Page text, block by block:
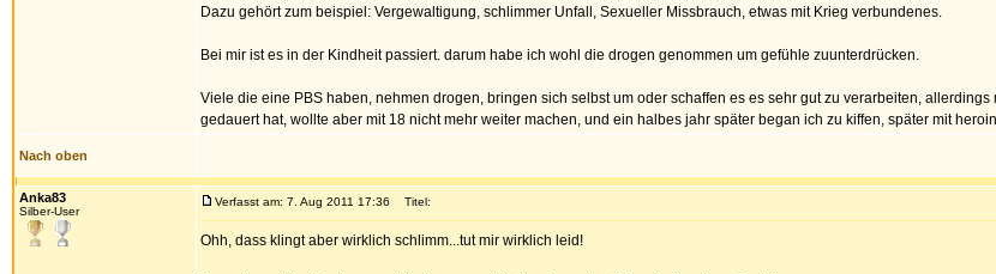
Dazu gehört zum beispiel: Vergewaltigung, schlimmer Unfall, Sexueller Missbrauch, etwas mit Krieg verbundenes.
Bei mir ist es in der Kindheit passiert. darum habe ich wohl die drogen genommen um gefühle zuunterdrücken.
Viele die eine PBS haben, nehmen drogen, bringen sich selbst um oder schaffen es es sehr gut zu verarbeiten,
gedauert hat, wollte aber mit 18 nicht mehr weiter machen, und ein halbes jahr später began ich zu kiffen, später mit
Nach oben
Anka83
Silber-User
Verfasst am: 7. Aug 2011 17:36 Titel:
Ohh, dass klingt aber wirklich schlimm...tut mir wirklich leid!